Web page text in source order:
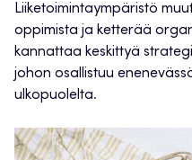
Liiketoimintaympäristö
oppimista ja ketterää
kannattaa keskittyä
johon osallistuu
ulkopuolelta.